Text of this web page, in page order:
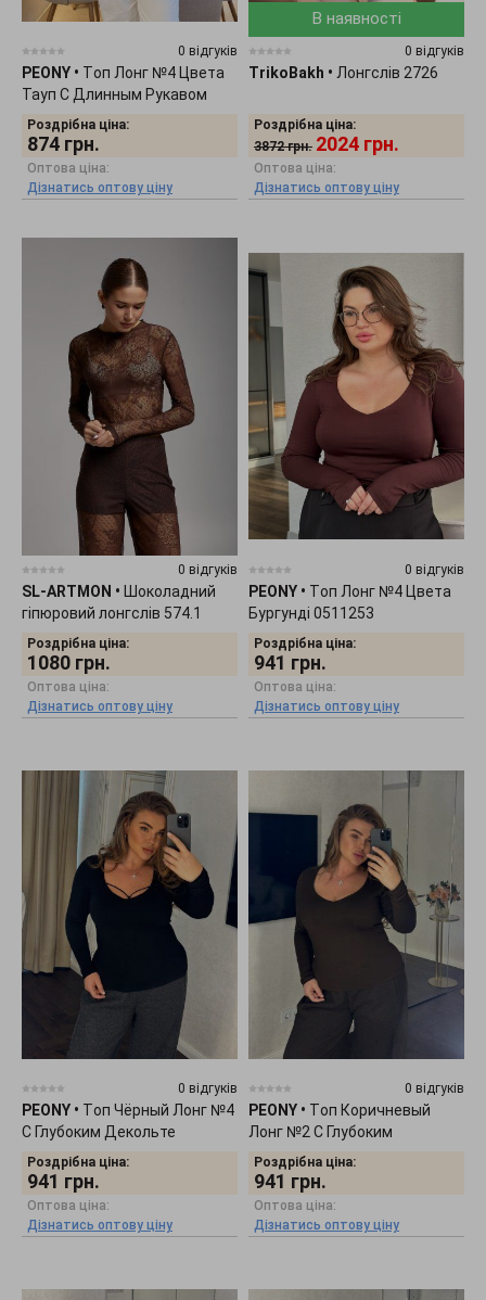
0 відгуків
PEONY • Tоп Лонг №4 Цвета
Тауп С Длинным Рукавом
0511251
Роздрібна ціна:
874 грн.
Оптова ціна:
Дізнатись оптову ціну
В наявності
0 відгуків
TrikoBakh • Лонгслів 2726
Роздрібна ціна:
3872 грн. 2024 грн.
Оптова ціна:
Дізнатись оптову ціну
0 відгуків
SL-ARTMON •
Шоколадний
гіпюровий лонгслів 574.1
Роздрібна ціна:
1080 грн.
Оптова ціна:
Дізнатись оптову ціну
0 відгуків
PEONY • Tоп Лонг №4 Цвета
Бургунді 0511253
Роздрібна ціна:
941 грн.
Оптова ціна:
Дізнатись оптову ціну
0 відгуків
PEONY • Tоп Чёрный Лонг №4
С Глубоким Декольте
0511254
Роздрібна ціна:
941 грн.
Оптова ціна:
Дізнатись оптову ціну
0 відгуків
PEONY • Tоп Коричневый
Лонг №2 С Глубоким
Декольте 0511252
Роздрібна ціна:
941 грн.
Оптова ціна:
Дізнатись оптову ціну